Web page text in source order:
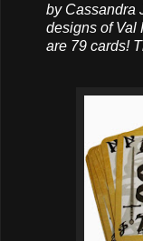
by Cassandra
designs of Val
are 79 cards!